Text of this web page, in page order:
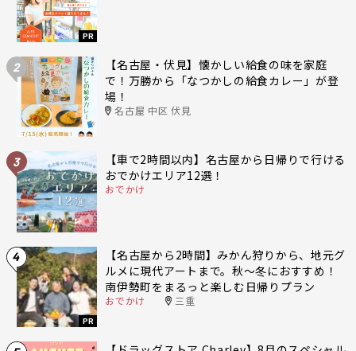
PR
2
【名古屋・伏見】懐かしい給食の味を家庭
で！万勝から「なつかしの給食カレー」が登
場！
名古屋 中区 伏見
3
【車で2時間以内】名古屋から日帰りで行ける
おでかけエリア12選！
おでかけ
4
PR
【名古屋から2時間】みかん狩りから、地元グ
ルメに現代アートまで。秋〜冬におすすめ！
南伊勢町をまるっと楽しむ日帰りプラン
おでかけ 三重